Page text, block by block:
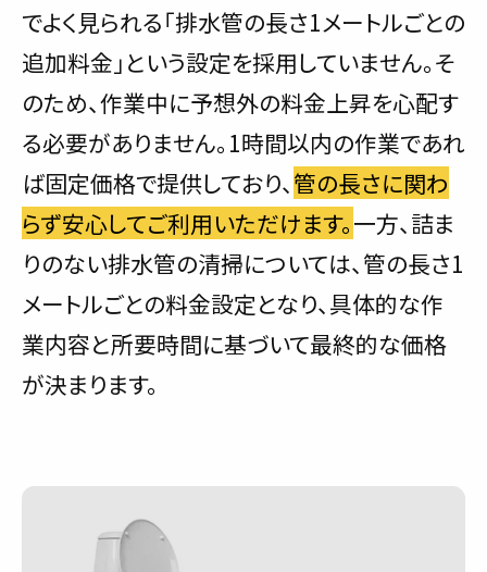
でよく見られる「排水管の長さ1メートルごとの
追加料金」という設定を採用していません。そ
のため、作業中に予想外の料金上昇を心配す
る必要がありません。1時間以内の作業であれ
ば固定価格で提供しており、管の長さに関わ
らず安心してご利用いただけます。一方、詰ま
りのない排水管の清掃については、管の長さ1
メートルごとの料金設定となり、具体的な作
業内容と所要時間に基づいて最終的な価格
が決まります。